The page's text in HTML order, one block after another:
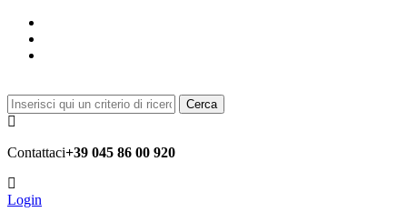
Cerca
Contattaci+39 045 86 00 920
Login